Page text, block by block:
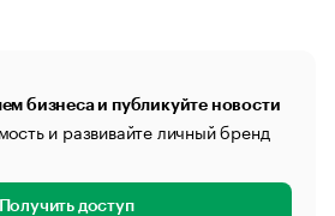
бизнеса и публикуйте новости
и развивайте личный бренд
Получить доступ